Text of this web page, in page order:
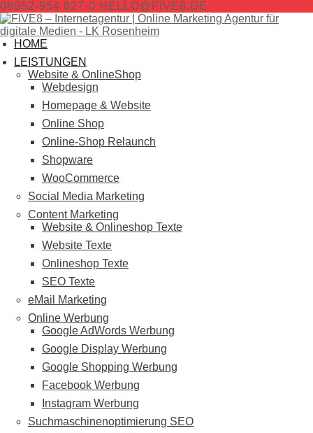
08052-954 827-0 HELLO@FIVE8.DE
HOME
LEISTUNGEN
Website & OnlineShop
Webdesign
Homepage & Website
Online Shop
Online-Shop Relaunch
Shopware
WooCommerce
Social Media Marketing
Content Marketing
Website & Onlineshop Texte
Website Texte
Onlineshop Texte
SEO Texte
eMail Marketing
Online Werbung
Google AdWords Werbung
Google Display Werbung
Google Shopping Werbung
Facebook Werbung
Instagram Werbung
Suchmaschinenoptimierung SEO